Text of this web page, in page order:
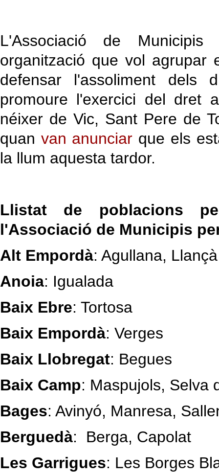
L'Associació de
organització que vol agrupar
defensar l'assoliment dels
promoure l'exercici del dret
néixer de Vic, Sant Pere de
quan van anunciar que els
la llum aquesta tardor.
Llistat de poblacions
l'Associació de Municipis
Alt Empordà: Agullana,
Anoia: Igualada
Baix Ebre: Tortosa
Baix Empordà: Verges
Baix Llobregat: Begues
Baix Camp: Maspujols, Selva
Bages: Avinyó, Manresa,
Berguedà: Berga, Capolat
Les Garrigues: Les Borges